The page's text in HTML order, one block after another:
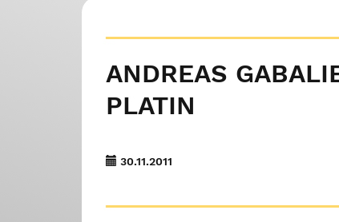
ANDREAS
PLATIN
30.11.2011